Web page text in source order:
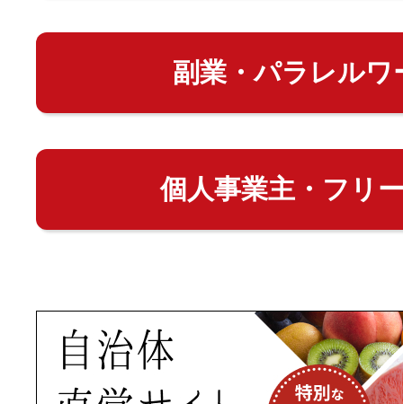
副業・パラレルワ
個人事業主・フリ